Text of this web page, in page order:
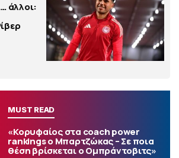
άλλοι:
MUST READ
«Κορυφαίος στα coach power
rankings ο Μπαρτζώκας – Σε ποια
θέση βρίσκεται ο Ομπράντοβιτς»